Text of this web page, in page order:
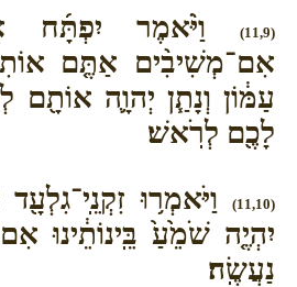
(11,9)
וַיֹּ֨אמֶר יִפְתָּ֜ח
אִם־מְשִׁיבִ֨ים אַתֶּ֤ם
עַמּ֔וֹן וְנָתַ֧ן יְהוָ֛ה אוֹתָ֖ם
לָכֶ֖ם לְרֹֽאשׁ׃
(11,10)
וַיֹּאמְר֥וּ
יִהְיֶ֤ה שֹׁמֵ֙עַ֙ בֵּֽינוֹתֵ֔ינוּ
נַעֲשֶֽׂה׃